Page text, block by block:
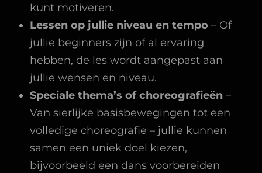
kunt motiveren.
Lessen op jullie niveau en tempo – Of
jullie beginners zijn of al ervaring
hebben, de les wordt aangepast aan
jullie wensen en niveau.
Speciale thema’s of choreografieën –
Van sierlijke basisbewegingen tot een
volledige choreografie – jullie kunnen
samen een uniek doel kiezen,
bijvoorbeeld een dans voorbereiden